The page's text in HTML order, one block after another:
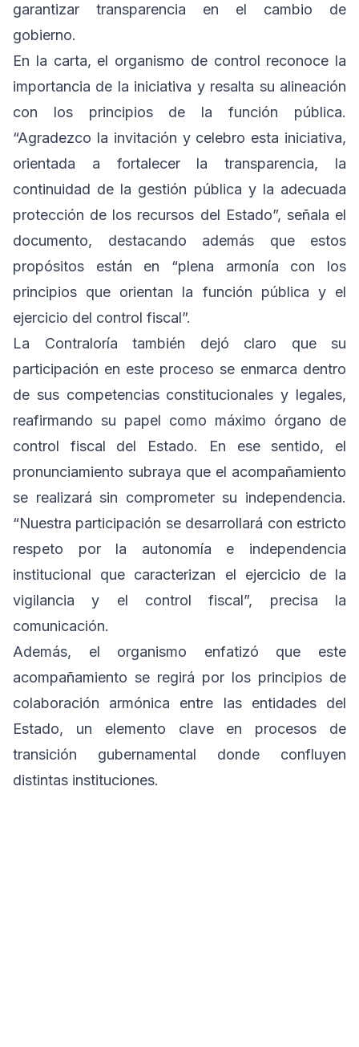
garantizar transparencia en el cambio de
gobierno.
En la carta, el organismo de control reconoce la
importancia de la iniciativa y resalta su alineación
con los principios de la función pública.
“Agradezco la invitación y celebro esta iniciativa,
orientada a fortalecer la transparencia, la
continuidad de la gestión pública y la adecuada
protección de los recursos del Estado”, señala el
documento, destacando además que estos
propósitos están en “plena armonía con los
principios que orientan la función pública y el
ejercicio del control fiscal”.
La Contraloría también dejó claro que su
participación en este proceso se enmarca dentro
de sus competencias constitucionales y legales,
reafirmando su papel como máximo órgano de
control fiscal del Estado. En ese sentido, el
pronunciamiento subraya que el acompañamiento
se realizará sin comprometer su independencia.
“Nuestra participación se desarrollará con estricto
respeto por la autonomía e independencia
institucional que caracterizan el ejercicio de la
vigilancia y el control fiscal”, precisa la
comunicación.
Además, el organismo enfatizó que este
acompañamiento se regirá por los principios de
colaboración armónica entre las entidades del
Estado, un elemento clave en procesos de
transición gubernamental donde confluyen
distintas instituciones.